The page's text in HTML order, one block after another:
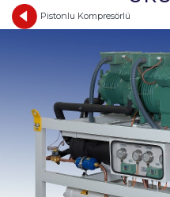
Pistonlu Kompresörlü